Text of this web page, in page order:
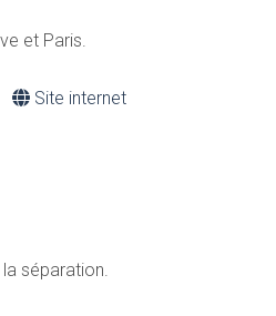
et Paris.
Site internet
séparation.